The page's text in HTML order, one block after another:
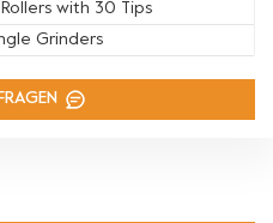
with 30 Tips
Grinders